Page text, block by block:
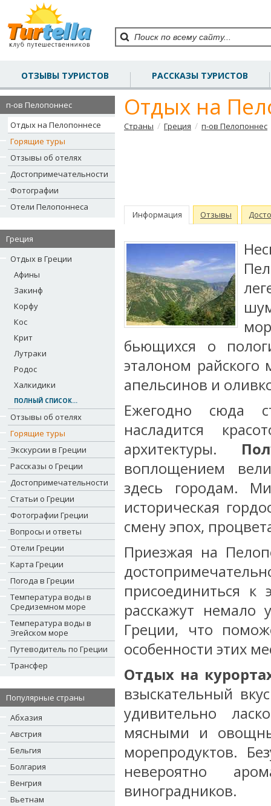
ОТЗЫВЫ ТУРИСТОВ РАССКАЗЫ ТУРИСТОВ
п-ов Пелопоннес
Отдых на Пелопоннесе
Горящие туры
Отзывы об отелях
Достопримечательности
Фотографии
Отели Пелопоннеса
Греция
Отдых в Греции
Афины
Закинф
Корфу
Кос
Крит
Лутраки
Родос
Халкидики
ПОЛНЫЙ СПИСОК...
Отзывы об отелях
Горящие туры
Экскурсии в Греции
Рассказы о Греции
Достопримечательности
Статьи о Греции
Фотографии Греции
Вопросы и ответы
Отели Греции
Карта Греции
Погода в Греции
Температура воды в
Средиземном море
Температура воды в
Эгейском море
Путеводитель по Греции
Трансфер
Популярные страны
Абхазия
Австрия
Бельгия
Болгария
Венгрия
Вьетнам
Отдых на
Страны / Греция / п-ов Пелопоннес
Информация Отзывы
бьющихся о
эталоном райского
апельсинов и
Ежегодно сюда
насладится
архитектуры.
воплощением
здесь городам.
историческая
смену эпох,
Приезжая на
присоединиться к
расскажут немало
Греции, что
особенности этих
Отдых на
взыскательный
удивительно
мясными и
морепродуктов.
невероятно
виноградников.